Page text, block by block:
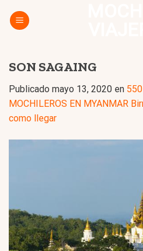
SON SAGAING
Publicado mayo 13, 2020 en
MOCHILEROS EN MYANMAR
como llegar